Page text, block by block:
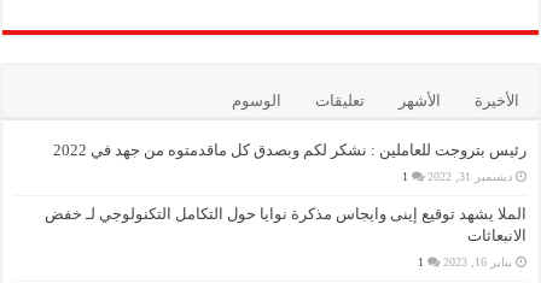
الأخيرة الأشهر تعليقات الوسوم
رئيس بتروجت للعاملين : نشكر لكم وبصدق كل ماقدمتوه من جهد في 2022
ديسمبر 31, 2022 1
الملا يشهد توقيع إينى وايجاس مذكرة نوايا حول التكامل التكنولوجي لـ خفض
الانبعاثات
يناير 16, 2023 1